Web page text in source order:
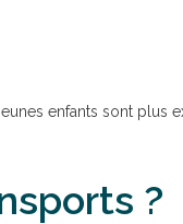
enfants sont plus
?